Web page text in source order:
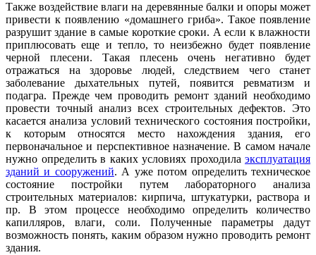
Также воздействие влаги на деревянные балки и опоры может
привести к появлению «домашнего гриба». Такое появление
разрушит здание в самые короткие сроки. А если к влажности
приплюсовать еще и тепло, то неизбежно будет появление
черной плесени. Такая плесень очень негативно будет
отражаться на здоровье людей, следствием чего станет
заболевание дыхательных путей, появится ревматизм и
подагра. Прежде чем проводить ремонт зданий необходимо
провести точный анализ всех строительных дефектов. Это
касается анализа условий технического состояния постройки,
к которым относятся место нахождения здания, его
первоначальное и перспективное назначение. В самом начале
нужно определить в каких условиях проходила эксплуатация
зданий и сооружений. А уже потом определить техническое
состояние постройки путем лабораторного анализа
строительных материалов: кирпича, штукатурки, раствора и
пр. В этом процессе необходимо определить количество
капилляров, влаги, соли. Полученные параметры дадут
возможность понять, каким образом нужно проводить ремонт
здания.